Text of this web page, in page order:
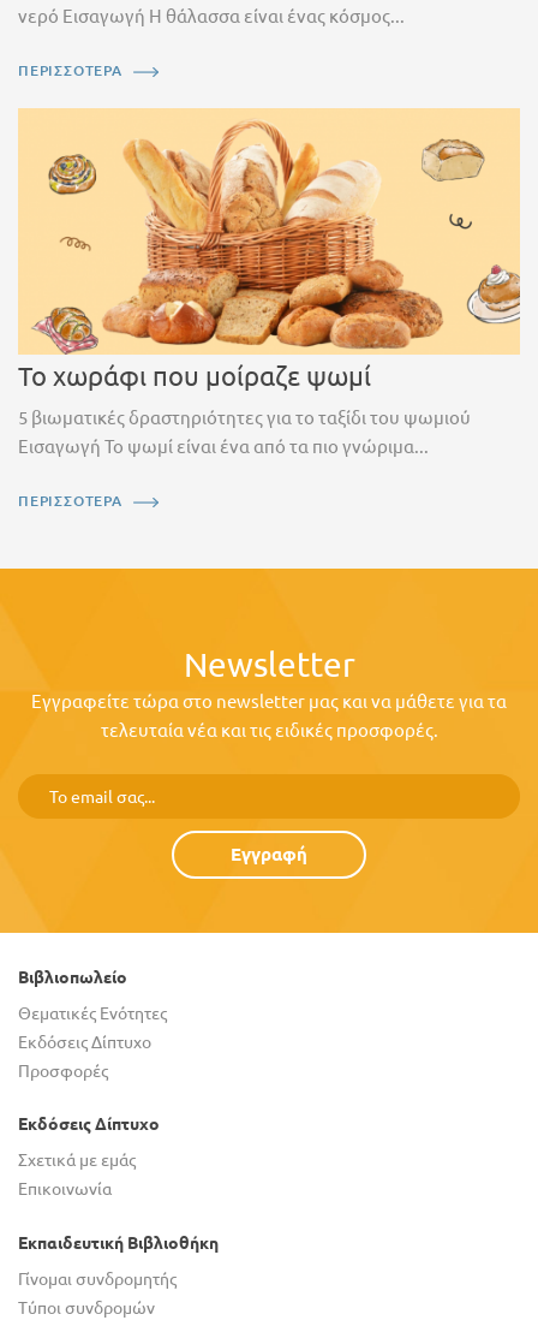
νερό Εισαγωγή Η θάλασσα είναι ένας κόσμος...
ΠΕΡΙΣΣΟΤΕΡΑ
Το χωράφι που μοίραζε ψωμί
5 βιωματικές δραστηριότητες για το ταξίδι του ψωμιού
Εισαγωγή Το ψωμί είναι ένα από τα πιο γνώριμα...
ΠΕΡΙΣΣΟΤΕΡΑ
Newsletter
Εγγραφείτε τώρα στο newsletter μας και να μάθετε για τα
τελευταία νέα και τις ειδικές προσφορές.
Εγγραφή
Βιβλιοπωλείο
Θεματικές Ενότητες
Εκδόσεις Δίπτυχο
Προσφορές
Εκδόσεις Δίπτυχο
Σχετικά με εμάς
Επικοινωνία
Εκπαιδευτική Βιβλιοθήκη
Γίνομαι συνδρομητής
Τύποι συνδρομών